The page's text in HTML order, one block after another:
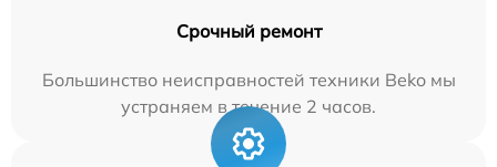
Срочный ремонт
Большинство неисправностей техники Beko мы
устраняем в течение 2 часов.